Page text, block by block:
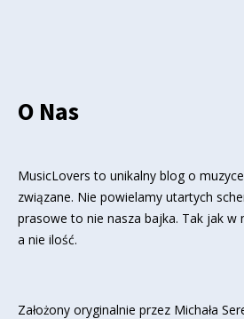
O Nas
MusicLovers to unikalny blog o
związane. Nie powielamy utartych
prasowe to nie nasza bajka. Tak jak w
a nie ilość.
Założony oryginalnie przez Michała